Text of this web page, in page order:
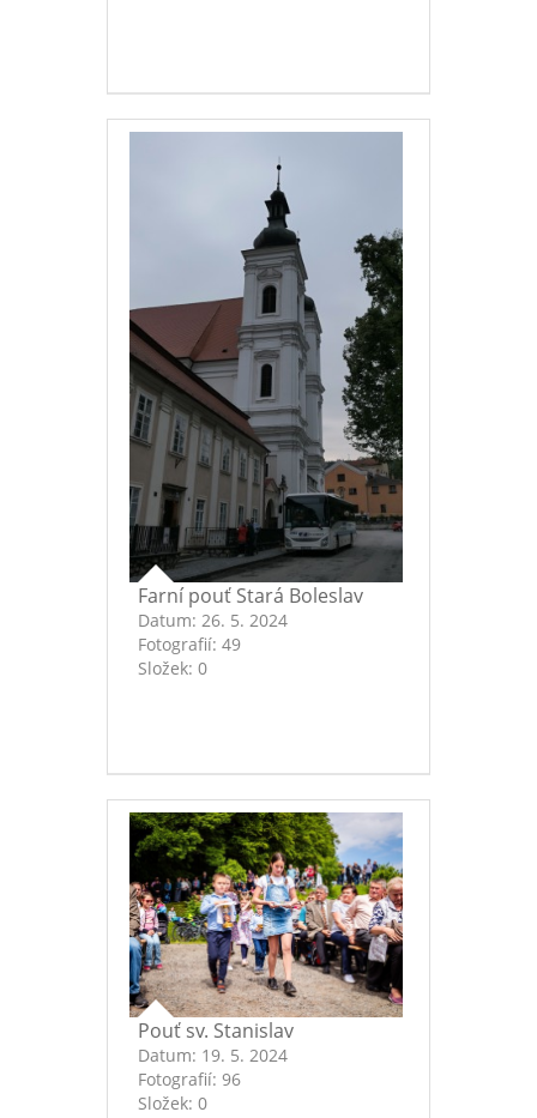
Farní pouť Stará Boleslav
Datum: 26. 5. 2024
Fotografií: 49
Složek: 0
Pouť sv. Stanislav
Datum: 19. 5. 2024
Fotografií: 96
Složek: 0